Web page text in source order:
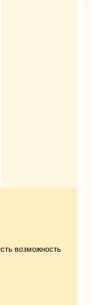
возможность